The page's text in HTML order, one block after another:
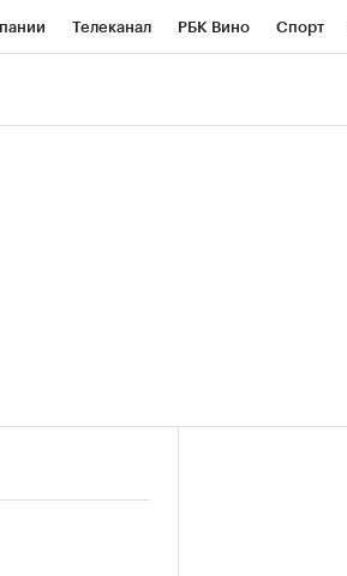
Телеканал РБК Вино Спорт